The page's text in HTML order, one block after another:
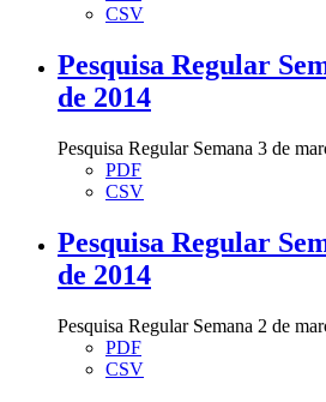
CSV
Pesquisa Regular
de 2014
Pesquisa Regular Semana 3 de
PDF
CSV
Pesquisa Regular
de 2014
Pesquisa Regular Semana 2 de
PDF
CSV